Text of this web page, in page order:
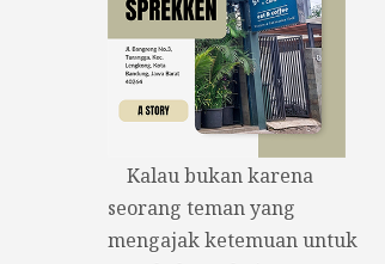
Kalau bukan karena
seorang teman yang
mengajak ketemuan untuk